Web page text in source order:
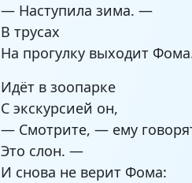
— Наступила зима. —
В трусах
На прогулку выходит
Идёт в зоопарке
С экскурсией он,
— Смотрите, — ему
Это слон. —
И снова не верит Фома: